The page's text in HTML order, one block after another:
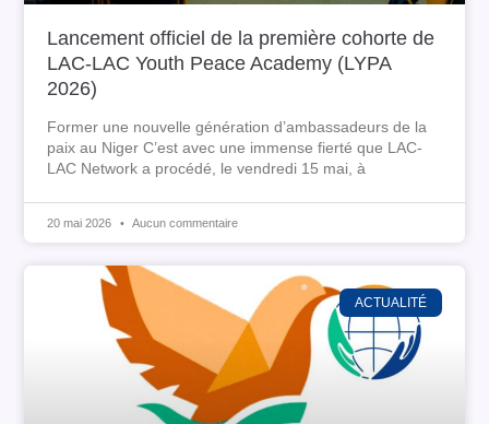
Lancement officiel de la première cohorte de
LAC-LAC Youth Peace Academy (LYPA
2026)
Former une nouvelle génération d’ambassadeurs de la
paix au Niger C’est avec une immense fierté que LAC-
LAC Network a procédé, le vendredi 15 mai, à
20 mai 2026 Aucun commentaire
ACTUALITÉ